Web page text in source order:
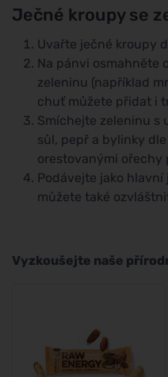
Ječné kroupy se
Uvařte ječné kroupy
Na pánvi osmahněte
zeleninu (například
chuť můžete přidat i
Smíchejte zeleninu s
sůl, pepř a bylinky
orestovanými
Podávejte jako
můžete také
Vyzkoušejte naše